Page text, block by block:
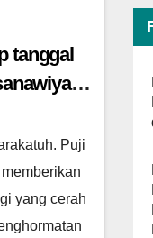
tanggal
Puji
yang cerah